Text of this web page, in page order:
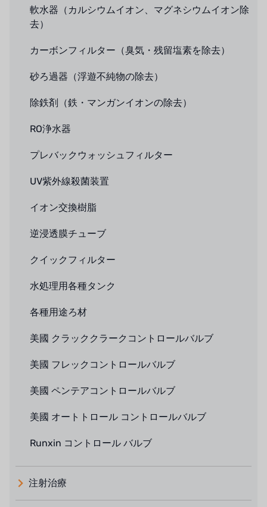
軟水器（カルシウムイオン、マグネシウムイオン除
去）
カーボンフィルター（臭気・残留塩素を除去）
砂ろ過器（浮遊不純物の除去）
除鉄剤（鉄・マンガンイオンの除去）
RO浄水器
プレバックウォッシュフィルター
UV紫外線殺菌装置
イオン交換樹脂
逆浸透膜チューブ
クイックフィルター
水処理用各種タンク
各種用途ろ材
美國 クラッククラークコントロールバルブ
美國 フレックコントロールバルブ
美國 ペンテアコントロールバルブ
美國 オートトロール コントロールバルブ
Runxin コントロール バルブ
注射治療